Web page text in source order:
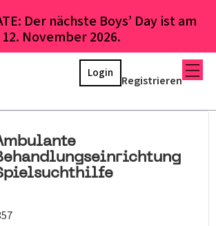
Der nächste Boys’ Day ist am
12. November 2026.
Registrieren
Login